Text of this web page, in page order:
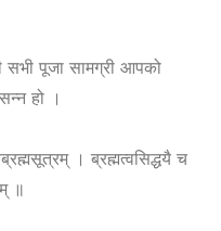
पूजा सामग्री आपको
हो ।
। ब्रह्मत्वसिद्धयै च
॥